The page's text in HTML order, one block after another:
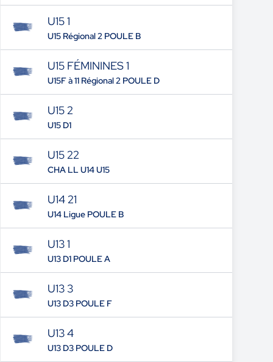
U15 1
U15 Régional 2 POULE B
U15 FÉMININES 1
U15F à 11 Régional 2 POULE D
U15 2
U15 D1
U15 22
CHA LL U14 U15
U14 21
U14 Ligue POULE B
U13 1
U13 D1 POULE A
U13 3
U13 D3 POULE F
U13 4
U13 D3 POULE D